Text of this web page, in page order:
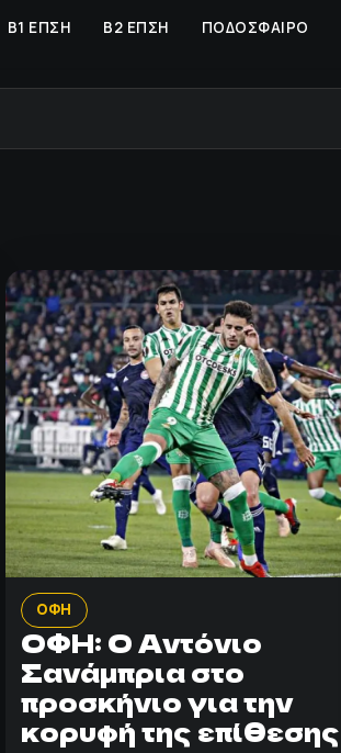
Β1 ΕΠΣΗ Β2 ΕΠΣΗ ΠΟΔΟΣΦΑΙΡΟ
ΟΦΗ
ΟΦΗ: Ο Αντόνιο
Σανάμπρια στο
προσκήνιο για την
κορυφή της επίθεσης